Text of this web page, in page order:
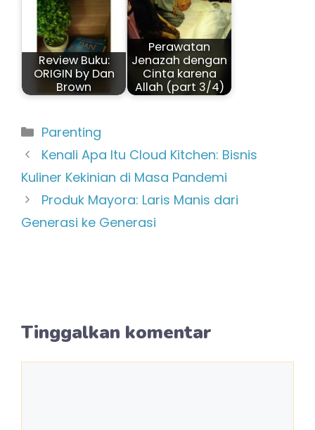
Review Buku:
ORIGIN by Dan
Brown
Perawatan
Jenazah dengan
Cinta karena
Allah (part 3/4)
Kategori
Parenting
Kenali Apa Itu Cloud Kitchen: Bisnis
Kuliner Kekinian di Masa Pandemi
Produk Mayora: Laris Manis dari
Generasi ke Generasi
Tinggalkan komentar